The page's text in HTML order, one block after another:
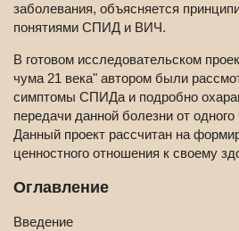
заболевания, объясняется
понятиями СПИД и ВИЧ.
В готовом исследовательском
чума 21 века" автором были
симптомы СПИДа и подробно
передачи данной болезни от одного
Данный проект рассчитан на
ценностного отношения к своему
Оглавление
Введение